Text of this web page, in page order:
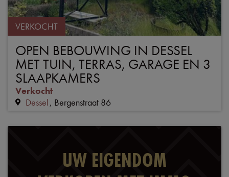
VERKOCHT
OPEN BEBOUWING IN DESSEL
MET TUIN, TERRAS, GARAGE EN 3
SLAAPKAMERS
Verkocht
Dessel Bergenstraat 86
UW EIGENDOM